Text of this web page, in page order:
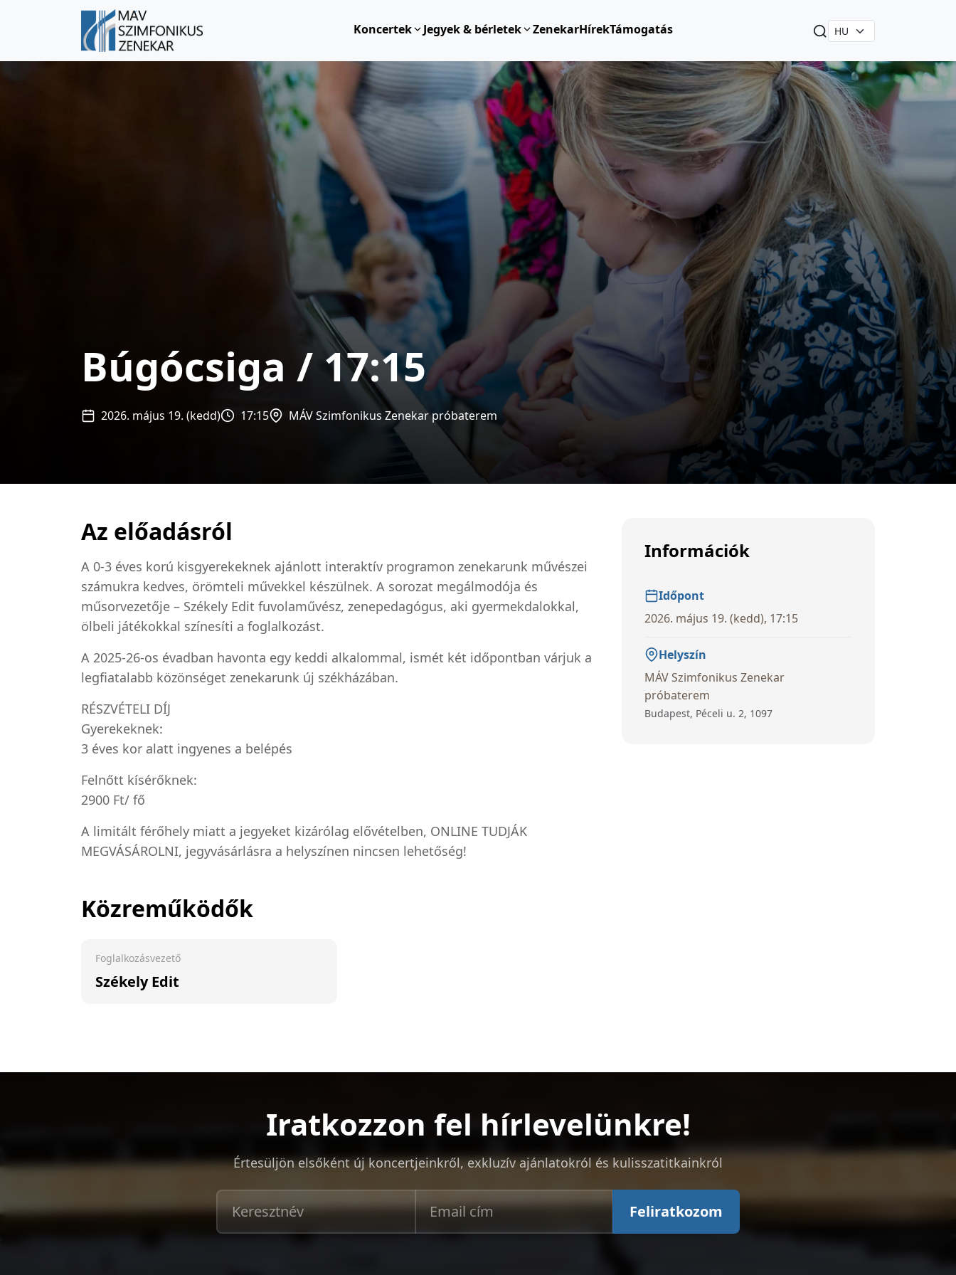
Koncertek Jegyek & bérletek ZenekarHírekTámogatás
Búgócsiga / 17:15
2026. május 19. (kedd) 17:15 MÁV Szimfonikus Zenekar próbaterem
Az előadásról
A 0-3 éves korú kisgyerekeknek ajánlott interaktív programon zenekarunk művészei
számukra kedves, örömteli művekkel készülnek. A sorozat megálmodója és
műsorvezetője – Székely Edit fuvolaművész, zenepedagógus, aki gyermekdalokkal,
ölbeli játékokkal színesíti a foglalkozást.
A 2025-26-os évadban havonta egy keddi alkalommal, ismét két időpontban várjuk a
legfiatalabb közönséget zenekarunk új székházában.
RÉSZVÉTELI DÍJ
Gyerekeknek:
3 éves kor alatt ingyenes a belépés
Felnőtt kísérőknek:
2900 Ft/ fő
A limitált férőhely miatt a jegyeket kizárólag elővételben, ONLINE TUDJÁK
MEGVÁSÁROLNI, jegyvásárlásra a helyszínen nincsen lehetőség!
Közreműködők
Foglalkozásvezető
Székely Edit
Információk
Időpont
2026. május 19. (kedd), 17:15
Helyszín
MÁV Szimfonikus Zenekar
próbaterem
Budapest, Péceli u. 2, 1097
Iratkozzon fel hírlevelünkre!
Értesüljön elsőként új koncertjeinkről, exkluzív ajánlatokról és kulisszatitkainkról
Feliratkozom